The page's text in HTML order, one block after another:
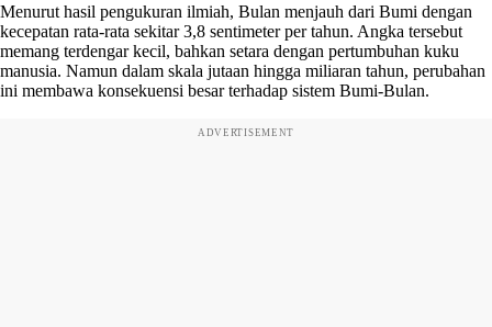
Menurut hasil pengukuran ilmiah, Bulan menjauh dari Bumi dengan
kecepatan rata-rata sekitar 3,8 sentimeter per tahun. Angka tersebut
memang terdengar kecil, bahkan setara dengan pertumbuhan kuku
manusia. Namun dalam skala jutaan hingga miliaran tahun, perubahan
ini membawa konsekuensi besar terhadap sistem Bumi-Bulan.
ADVERTISEMENT